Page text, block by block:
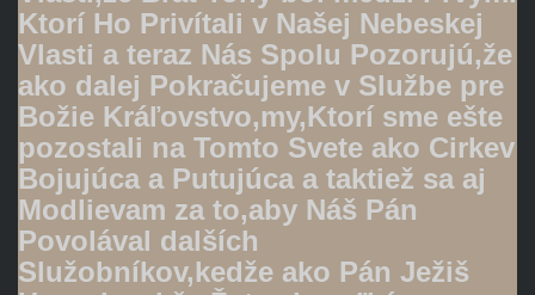
Ktorí Ho Privítali v Našej Nebeskej
Vlasti a teraz Nás Spolu Pozorujú,že
ako dalej Pokračujeme v Službe pre
Božie Kráľovstvo,my,Ktorí sme ešte
pozostali na Tomto Svete ako Cirkev
Bojujúca a Putujúca a taktiež sa aj
Modlievam za to,aby Náš Pán
Povolával dalších
Služobníkov,kedže ako Pán Ježiš